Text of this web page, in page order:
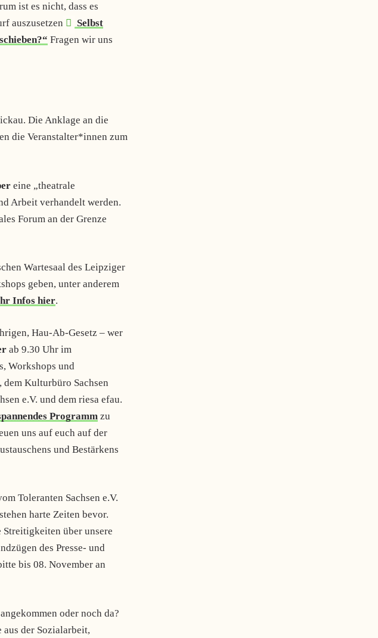
ist es nicht, dass es
auszusetzen.
Selbst
Fragen wir uns
Die Anklage an die
die Veranstalter*innen zum
eine „theatrale
Arbeit verhandelt werden.
Forum an der Grenze
Wartesaal des Leipziger
geben, unter anderem
Infos hier.
Hau-Ab-Gesetz – wer
ab 9.30 Uhr im
Workshops und
Kulturbüro Sachsen
e.V. und dem riesa efau.
Programm zu
uns auf euch auf der
und Bestärkens
Toleranten Sachsen e.V.
harte Zeiten bevor.
über unsere
des Presse- und
bis 08. November an
oder noch da?
der Sozialarbeit,